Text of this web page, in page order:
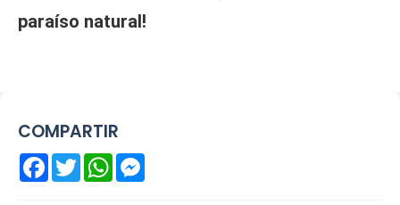
paraíso natural!
COMPARTIR
Facebook
TwitterWhatsApp